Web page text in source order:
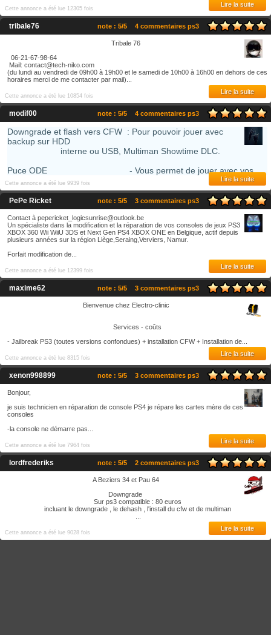
Cette annonce a été lue 12305 fois
Lire la suite
tribale76 4 commentaires ps3
note : 5/5
Tribale 76
06-21-67-98-64
Mail: contact@tech-niko.com
(du lundi au vendredi de 09h00 à 19h00 et le samedi de 10h00 à 16h00 en dehors de ces
horaires merci de me contacter par mail)...
Cette annonce a été lue 10854 fois
Lire la suite
modif00 4 commentaires ps3
note : 5/5
Downgrade et flash vers CFW : Pour pouvoir jouer avec
backup sur HDD
interne ou USB, Multiman Showtime DLC.
Puce ODE - Vous permet de jouer avec vos...
Cette annonce a été lue 9939 fois
Lire la suite
PePe Ricket 3 commentaires ps3
note : 5/5
Contact à pepericket_logicsunrise@outlook.be
Un spécialiste dans la modification et la réparation de vos consoles de jeux PS3
XBOX 360 Wii WiiU 3DS et Next Gen PS4 XBOX ONE en Belgique, actif depuis
plusieurs années sur la région Liège,Seraing,Verviers, Namur.
Forfait modification de...
Cette annonce a été lue 12399 fois
Lire la suite
maxime62 3 commentaires ps3
note : 5/5
Bienvenue chez Electro-clinic
Services - coûts
- Jailbreak PS3 (toutes versions confondues) + installation CFW + Installation de...
Cette annonce a été lue 8315 fois
Lire la suite
xenon998899 3 commentaires ps3
note : 5/5
Bonjour,
je suis technicien en réparation de console PS4 je répare les cartes mère de ces
consoles
-la console ne démarre pas...
Cette annonce a été lue 7964 fois
Lire la suite
lordfrederiks 2 commentaires ps3
note : 5/5
A Beziers 34 et Pau 64
Downgrade
Sur ps3 compatible : 80 euros
incluant le downgrade , le dehash , l'install du cfw et de multiman
Cette annonce a été lue 9028 fois
Lire la suite